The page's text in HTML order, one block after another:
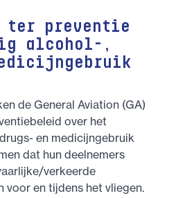
ter preventie
alcohol-,
de General Aviation (GA)
over het
en medicijngebruik
dat hun deelnemers
verkeerde
voor en tijdens het vliegen.